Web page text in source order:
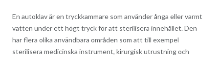
En autoklav är en tryckkammare som använder ånga eller varmt
vatten under ett högt tryck för att sterilisera innehållet. Den
har flera olika användbara områden som att till exempel
sterilisera medicinska instrument, kirurgisk utrustning och